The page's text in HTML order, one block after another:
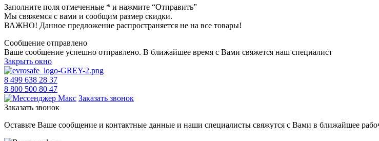
Заполните поля отмеченные * и нажмите “Отправить”
Мы свяжемся с вами и сообщим размер скидки.
ВАЖНО! Данное предложение распространяется не на все товары!
Сообщение отправлено
Ваше сообщение успешно отправлено. В ближайшее время с Вами свяжется наш специалист
Закрыть окно
8 499 638 28 37
8 800 500 80 47
Заказать звонок
Заказать звонок
Оставьте Ваше сообщение и контактные данные и наши специалисты свяжутся с Вами в ближайшее